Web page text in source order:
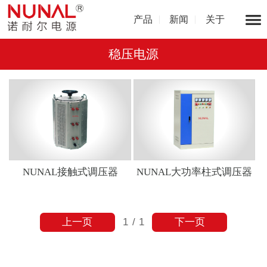
产品 新闻 关于
稳压电源
NUNAL接触式调压器 NUNAL大功率柱式调压器
1 / 1
上一页 下一页